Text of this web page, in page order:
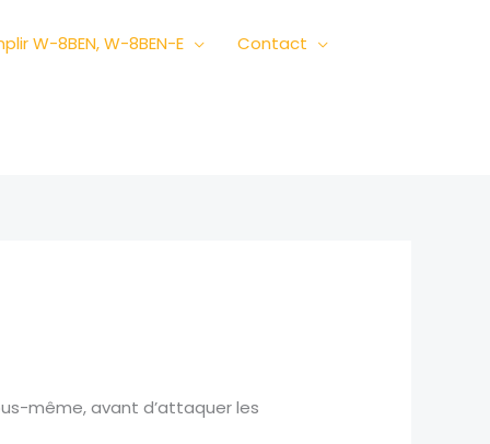
W-8BEN, W-8BEN-E Contact
même, avant d’attaquer les